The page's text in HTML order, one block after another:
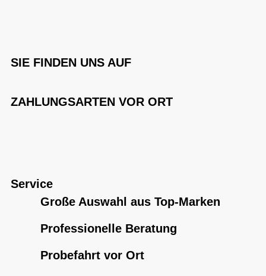
SIE FINDEN UNS AUF
ZAHLUNGSARTEN VOR ORT
Service
Große Auswahl aus Top-Marken
Professionelle Beratung
Probefahrt vor Ort